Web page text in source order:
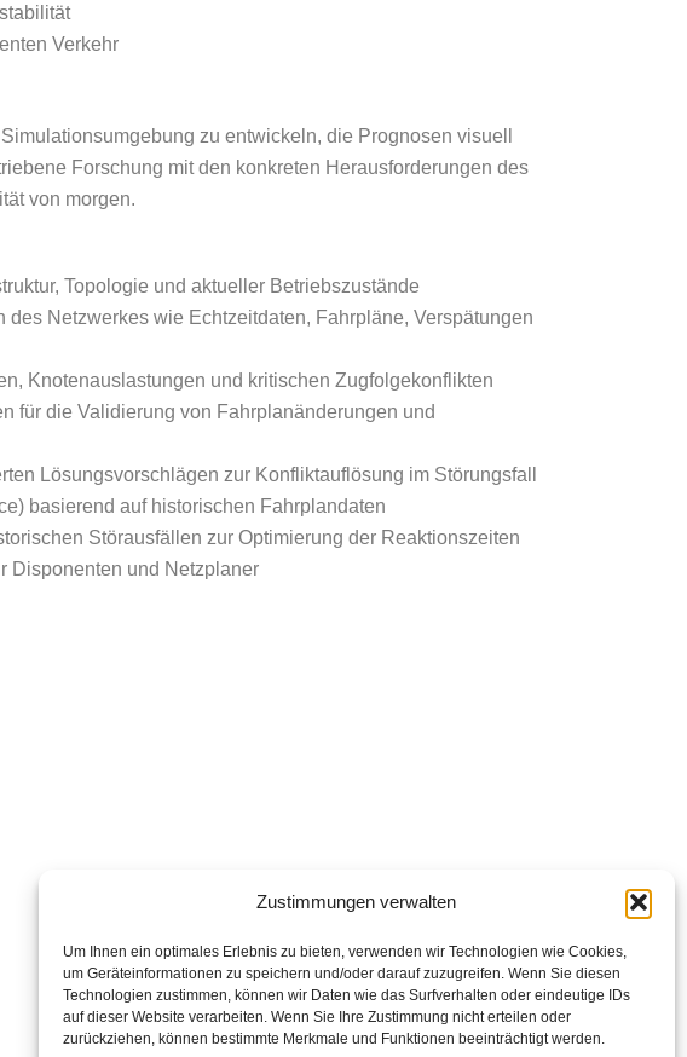
Zustimmungen verwalten
Um Ihnen ein optimales Erlebnis zu bieten, verwenden wir Technologien wie Cookies,
um Geräteinformationen zu speichern und/oder darauf zuzugreifen. Wenn Sie diesen
Technologien zustimmen, können wir Daten wie das Surfverhalten oder eindeutige IDs
auf dieser Website verarbeiten. Wenn Sie Ihre Zustimmung nicht erteilen oder
zurückziehen, können bestimmte Merkmale und Funktionen beeinträchtigt werden.
Verkehr
zu entwickeln, die Prognosen visuell
Forschung mit den konkreten Herausforderungen des
von morgen.
Topologie und aktueller Betriebszustände
Netzwerkes wie Echtzeitdaten, Fahrpläne, Verspätungen
Knotenauslastungen und kritischen Zugfolgekonflikten
für die Validierung von Fahrplanänderungen und
Lösungsvorschlägen zur Konfliktauflösung im Störungsfall
basierend auf historischen Fahrplandaten
Störausfällen zur Optimierung der Reaktionszeiten
Disponenten und Netzplaner